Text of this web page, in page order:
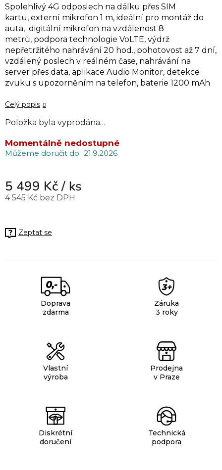
Spolehlivý 4G odposlech na dálku přes SIM
kartu, externí mikrofon 1 m, ideální pro montáž do
auta, digitální mikrofon na vzdálenost 8
metrů, podpora technologie VoLTE, výdrž
nepřetržitého nahrávání 20 hod., pohotovost až 7 dní,
vzdálený poslech v reálném čase, nahrávání na
server přes data, aplikace Audio Monitor, detekce
zvuku s upozorněním na telefon, baterie 1200 mAh
Celý popis
Položka byla vyprodána…
Momentálně nedostupné
21.9.2026
5 499 Kč/ ks
4 545 Kč bez DPH
Zeptat se
Doprava
zdarma
Záruka
3 roky
Vlastní
výroba
Prodejna
v Praze
Diskrétní
doručení
Technická
podpora